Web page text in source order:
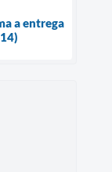
a entrega